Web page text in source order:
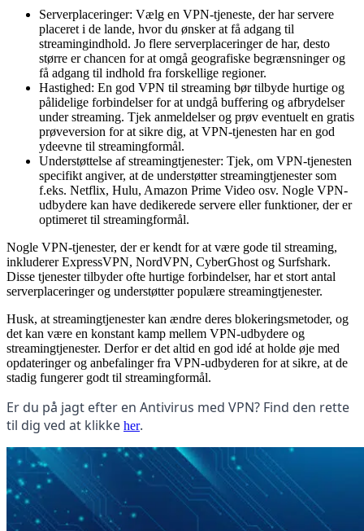
Serverplaceringer: Vælg en VPN-tjeneste, der har servere
placeret i de lande, hvor du ønsker at få adgang til
streamingindhold. Jo flere serverplaceringer de har, desto
større er chancen for at omgå geografiske begrænsninger og
få adgang til indhold fra forskellige regioner.
Hastighed: En god VPN til streaming bør tilbyde hurtige og
pålidelige forbindelser for at undgå buffering og afbrydelser
under streaming. Tjek anmeldelser og prøv eventuelt en gratis
prøveversion for at sikre dig, at VPN-tjenesten har en god
ydeevne til streamingformål.
Understøttelse af streamingtjenester: Tjek, om VPN-tjenesten
specifikt angiver, at de understøtter streamingtjenester som
f.eks. Netflix, Hulu, Amazon Prime Video osv. Nogle VPN-
udbydere kan have dedikerede servere eller funktioner, der er
optimeret til streamingformål.
Nogle VPN-tjenester, der er kendt for at være gode til streaming,
inkluderer ExpressVPN, NordVPN, CyberGhost og Surfshark.
Disse tjenester tilbyder ofte hurtige forbindelser, har et stort antal
serverplaceringer og understøtter populære streamingtjenester.
Husk, at streamingtjenester kan ændre deres blokeringsmetoder, og
det kan være en konstant kamp mellem VPN-udbydere og
streamingtjenester. Derfor er det altid en god idé at holde øje med
opdateringer og anbefalinger fra VPN-udbyderen for at sikre, at de
stadig fungerer godt til streamingformål.
Er du på jagt efter en Antivirus med VPN? Find den rette
til dig ved at klikke her.